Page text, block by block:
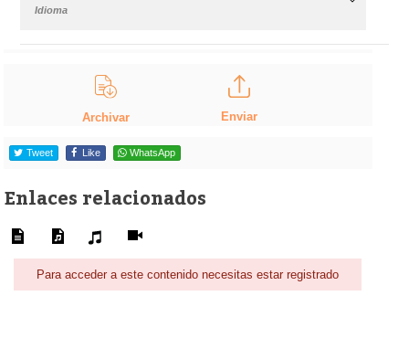
Idioma
Archivar Enviar
Tweet Like WhatsApp
Enlaces relacionados
Para acceder a este contenido necesitas estar registrado